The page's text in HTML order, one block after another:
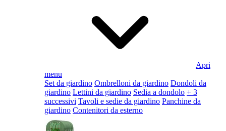
Apri
menu
Set da giardino Ombrelloni da giardino Dondoli da
giardino Lettini da giardino Sedia a dondolo + 3
successivi Tavoli e sedie da giardino Panchine da
giardino Contenitori da esterno